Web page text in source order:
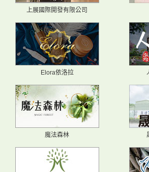
上展國際開發有限公司
Elora依洛拉
魔法森林